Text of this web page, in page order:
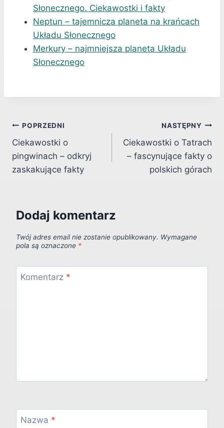
Słonecznego. Ciekawostki i fakty
Neptun – tajemnicza planeta na krańcach
Układu Słonecznego
Merkury – najmniejsza planeta Układu
Słonecznego
Nawigacja
wpisu
POPRZEDNI
Ciekawostki o
pingwinach – odkryj
zaskakujące fakty
NASTĘPNY
Ciekawostki o Tatrach
– fascynujące fakty o
polskich górach
Dodaj komentarz
Twój adres email nie zostanie opublikowany. Wymagane
pola są oznaczone *
Komentarz *
Nazwa *